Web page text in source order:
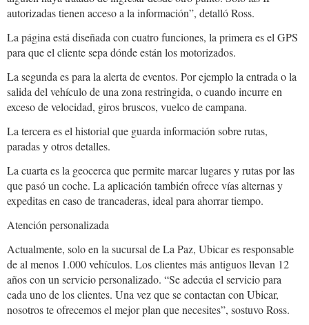
autorizadas tienen acceso a la información”, detalló Ross.
La página está diseñada con cuatro funciones, la primera es el GPS
para que el cliente sepa dónde están los motorizados.
La segunda es para la alerta de eventos. Por ejemplo la entrada o la
salida del vehículo de una zona restringida, o cuando incurre en
exceso de velocidad, giros bruscos, vuelco de campana.
La tercera es el historial que guarda información sobre rutas,
paradas y otros detalles.
La cuarta es la geocerca que permite marcar lugares y rutas por las
que pasó un coche. La aplicación también ofrece vías alternas y
expeditas en caso de trancaderas, ideal para ahorrar tiempo.
Atención personalizada
Actualmente, solo en la sucursal de La Paz, Ubicar es responsable
de al menos 1.000 vehículos. Los clientes más antiguos llevan 12
años con un servicio personalizado. “Se adecúa el servicio para
cada uno de los clientes. Una vez que se contactan con Ubicar,
nosotros te ofrecemos el mejor plan que necesites”, sostuvo Ross.